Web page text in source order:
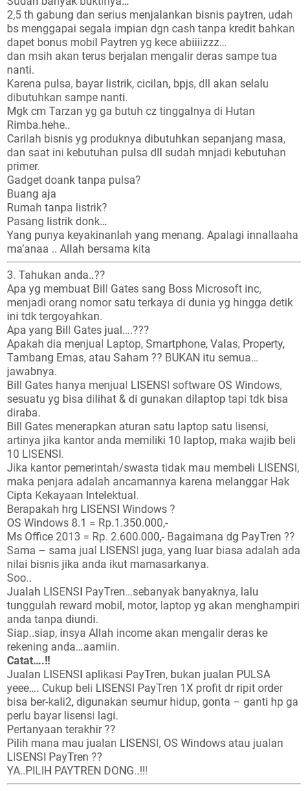
2,5 th gabung dan serius menjalankan bisnis paytren, udah
bs menggapai segala impian dgn cash tanpa kredit bahkan
dapet bonus mobil Paytren yg kece abiiiizzz…
dan msih akan terus berjalan mengalir deras sampe tua
nanti.
Karena pulsa, bayar listrik, cicilan, bpjs, dll akan selalu
dibutuhkan sampe nanti.
Mgk cm Tarzan yg ga butuh cz tinggalnya di Hutan
Rimba.hehe..
Carilah bisnis yg produknya dibutuhkan sepanjang masa,
dan saat ini kebutuhan pulsa dll sudah mnjadi kebutuhan
primer.
Gadget doank tanpa pulsa?
Buang aja
Rumah tanpa listrik?
Pasang listrik donk…
Yang punya keyakinanlah yang menang. Apalagi innallaaha
ma’anaa .. Allah bersama kita
3. Tahukan anda..??
Apa yg membuat Bill Gates sang Boss Microsoft inc,
menjadi orang nomor satu terkaya di dunia yg hingga detik
ini tdk tergoyahkan.
Apa yang Bill Gates jual….???
Apakah dia menjual Laptop, Smartphone, Valas, Property,
Tambang Emas, atau Saham ?? BUKAN itu semua…
jawabnya.
Bill Gates hanya menjual LISENSI software OS Windows,
sesuatu yg bisa dilihat & di gunakan dilaptop tapi tdk bisa
diraba.
Bill Gates menerapkan aturan satu laptop satu lisensi,
artinya jika kantor anda memiliki 10 laptop, maka wajib beli
10 LISENSI.
Jika kantor pemerintah/swasta tidak mau membeli LISENSI,
maka penjara adalah ancamannya karena melanggar Hak
Cipta Kekayaan Intelektual.
Berapakah hrg LISENSI Windows ?
OS Windows 8.1 = Rp.1.350.000,-
Ms Office 2013 = Rp. 2.600.000,- Bagaimana dg PayTren ??
Sama – sama jual LISENSI juga, yang luar biasa adalah ada
nilai bisnis jika anda ikut mamasarkanya.
Soo..
Jualah LISENSI PayTren…sebanyak banyaknya, lalu
tunggulah reward mobil, motor, laptop yg akan menghampiri
anda tanpa diundi.
Siap..siap, insya Allah income akan mengalir deras ke
rekening anda…aamiin.
Catat….!!
Jualan LISENSI aplikasi PayTren, bukan jualan PULSA
yeee…. Cukup beli LISENSI PayTren 1X profit dr ripit order
bisa ber-kali2, digunakan seumur hidup, gonta – ganti hp ga
perlu bayar lisensi lagi.
Pertanyaan terakhir ??
Pilih mana mau jualan LISENSI, OS Windows atau jualan
LISENSI PayTren ??
YA..PILIH PAYTREN DONG..!!!